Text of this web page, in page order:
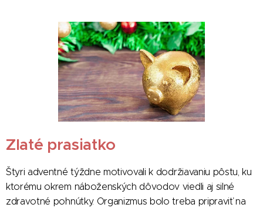
Zlaté prasiatko
Štyri adventné týždne motivovali k dodržiavaniu pôstu, ku
ktorému okrem náboženských dôvodov viedli aj silné
zdravotné pohnútky. Organizmus bolo treba pripraviť na